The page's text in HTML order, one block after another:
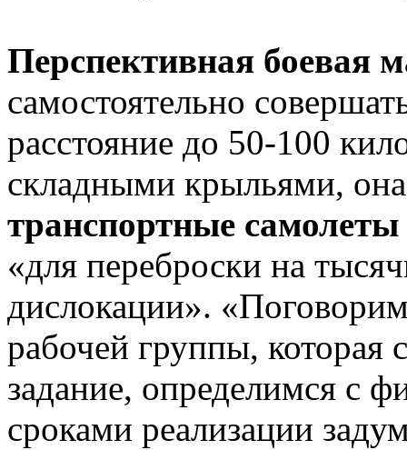
Перспективная боевая
самостоятельно
расстояние до 50-100
складными крыльями,
транспортные
«для переброски на
дислокации».
рабочей группы, которая
задание, определимся с
сроками реализации